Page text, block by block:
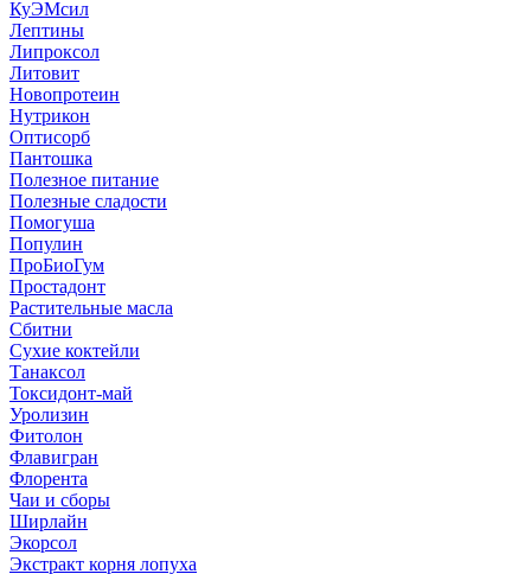
КуЭМсил
Лептины
Липроксол
Литовит
Новопротеин
Нутрикон
Оптисорб
Пантошка
Полезное питание
Полезные сладости
Помогуша
Популин
ПроБиоГум
Простадонт
Растительные масла
Сбитни
Сухие коктейли
Танаксол
Токсидонт-май
Уролизин
Фитолон
Флавигран
Флорента
Чаи и сборы
Ширлайн
Экорсол
Экстракт корня лопуха